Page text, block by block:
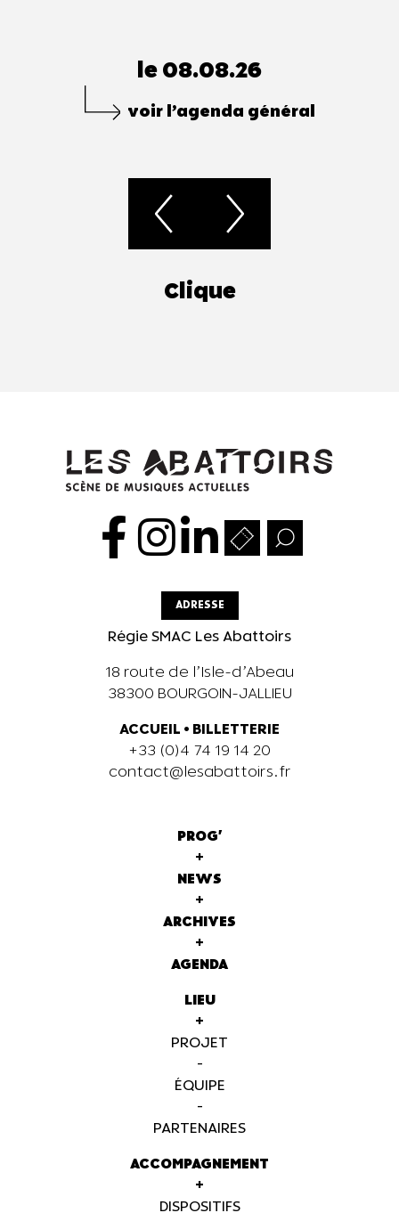
le 08.08.26
voir l’agenda général
Clique
ADRESSE
Régie SMAC Les Abattoirs
18 route de l’Isle-d’Abeau
38300 BOURGOIN-JALLIEU
ACCUEIL • BILLETTERIE
+33 (0)4 74 19 14 20
contact@lesabattoirs.fr
PROG'
+
NEWS
+
ARCHIVES
+
AGENDA
LIEU
+
PROJET
-
ÉQUIPE
-
PARTENAIRES
ACCOMPAGNEMENT
+
DISPOSITIFS